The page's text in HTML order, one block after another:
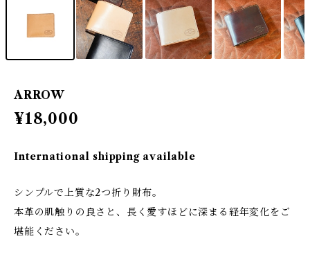
ARROW
¥18,000
International shipping available
シンプルで上質な2つ折り財布。
本革の肌触りの良さと、長く愛すほどに深まる経年変化をご
堪能ください。